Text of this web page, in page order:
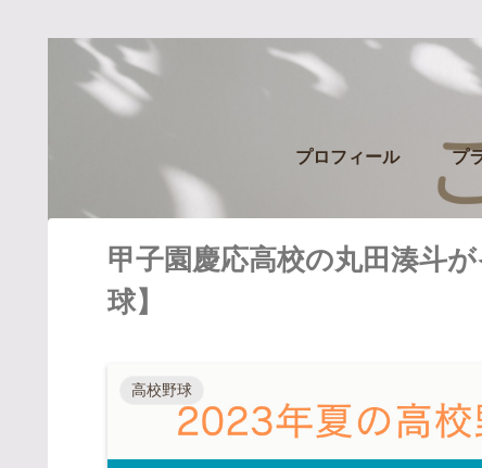
プロフィール プ
甲子園慶応高校の丸田湊斗
球】
高校野球